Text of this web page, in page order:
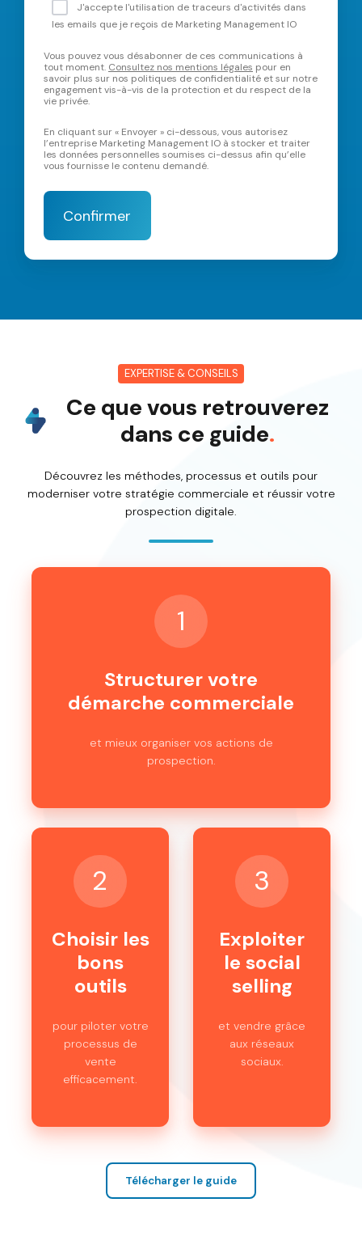
J'accepte l'utilisation de traceurs d'activités dans
les emails que je reçois de Marketing Management IO
Vous pouvez vous désabonner de ces communications à
tout moment. Consultez nos mentions légales pour en
savoir plus sur nos politiques de confidentialité et sur notre
engagement vis-à-vis de la protection et du respect de la
vie privée.
En cliquant sur « Envoyer » ci-dessous, vous autorisez
l’entreprise Marketing Management IO à stocker et traiter
les données personnelles soumises ci-dessus afin qu’elle
vous fournisse le contenu demandé.
EXPERTISE & CONSEILS
Ce que vous retrouverez
dans ce guide.
Découvrez les méthodes, processus et outils pour
moderniser votre stratégie commerciale et réussir votre
prospection digitale.
1
Structurer votre
démarche commerciale
et mieux organiser vos actions de
prospection.
2
Choisir les
bons
outils
pour piloter votre
processus de
vente
efficacement.
3
Exploiter
le social
selling
et vendre grâce
aux réseaux
sociaux.
Télécharger le guide